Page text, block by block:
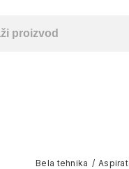
Bela tehnika /